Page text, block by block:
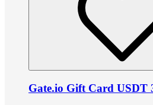
Gate.io Gift Card USDT